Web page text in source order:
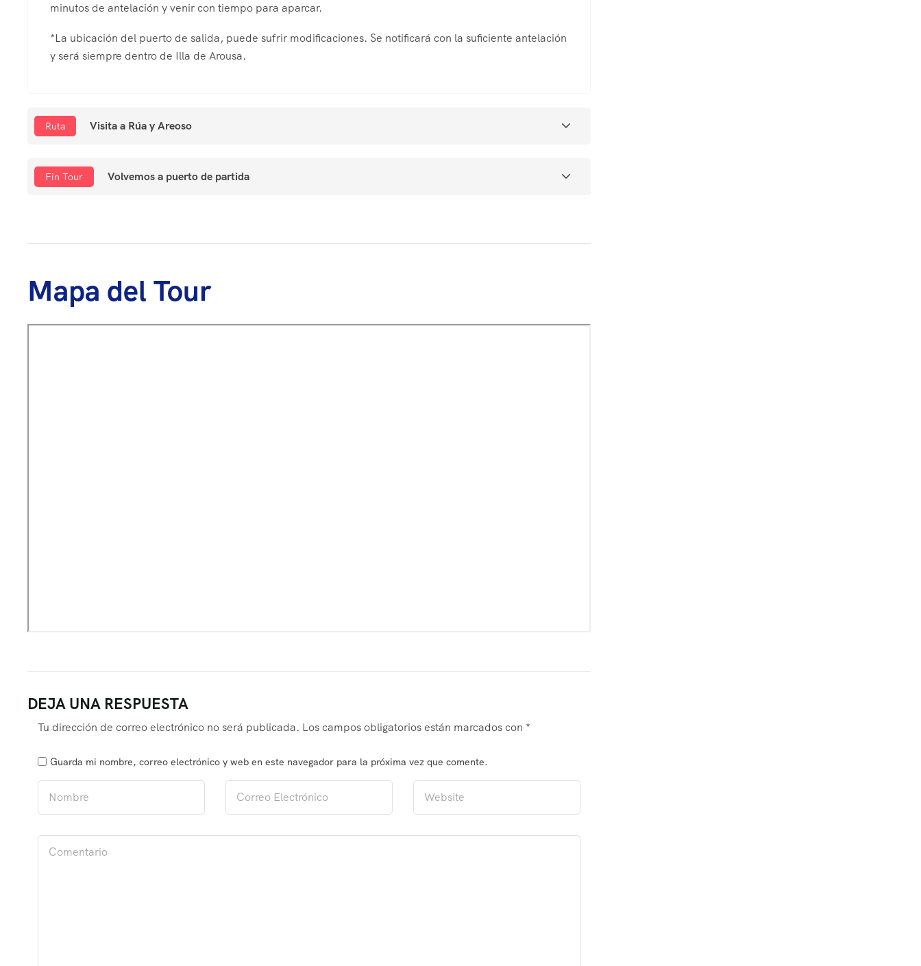
minutos de antelación y venir con tiempo para aparcar.
*La ubicación del puerto de salida, puede sufrir modificaciones. Se notificará con la suficiente antelación
y será siempre dentro de Illa de Arousa.
Ruta Visita a Rúa y Areoso
Fin Tour Volvemos a puerto de partida
Mapa del Tour
DEJA UNA RESPUESTA
Tu dirección de correo electrónico no será publicada. Los campos obligatorios están marcados con *
Guarda mi nombre, correo electrónico y web en este navegador para la próxima vez que comente.